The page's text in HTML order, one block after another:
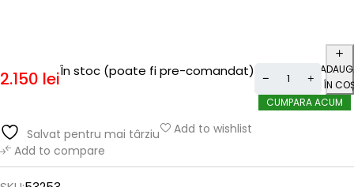
2.150 leiÎn stoc (poate fi pre-comandat)
ÎN
CUMPARA ACUM
Salvat pentru mai târziu
Add to wishlist
Add to compare